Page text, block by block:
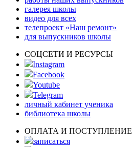
галерея школы
видео для всех
телепроект «Наш ремонт»
для выпускников школы
СОЦСЕТИ И РЕСУРСЫ
Instagram
Facebook
Youtube
Telegram
личный кабинет ученика
библиотека школы
ОПЛАТА И ПОСТУПЛЕНИЕ
записаться